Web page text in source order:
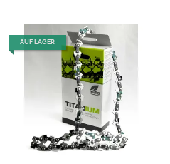
AUF LAGER